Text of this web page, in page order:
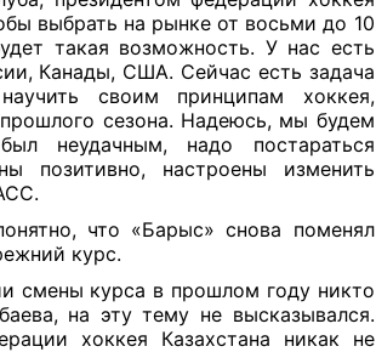
выбрать на рынке от восьми до 10
такая возможность. У нас есть
Канады, США. Сейчас есть задача
своим принципам хоккея,
прошлого сезона. Надеюсь, мы будем
неудачным, надо постараться
позитивно, настроены изменить
что «Барыс» снова поменял
курс.
смены курса в прошлом году никто
на эту тему не высказывался.
хоккея Казахстана никак не